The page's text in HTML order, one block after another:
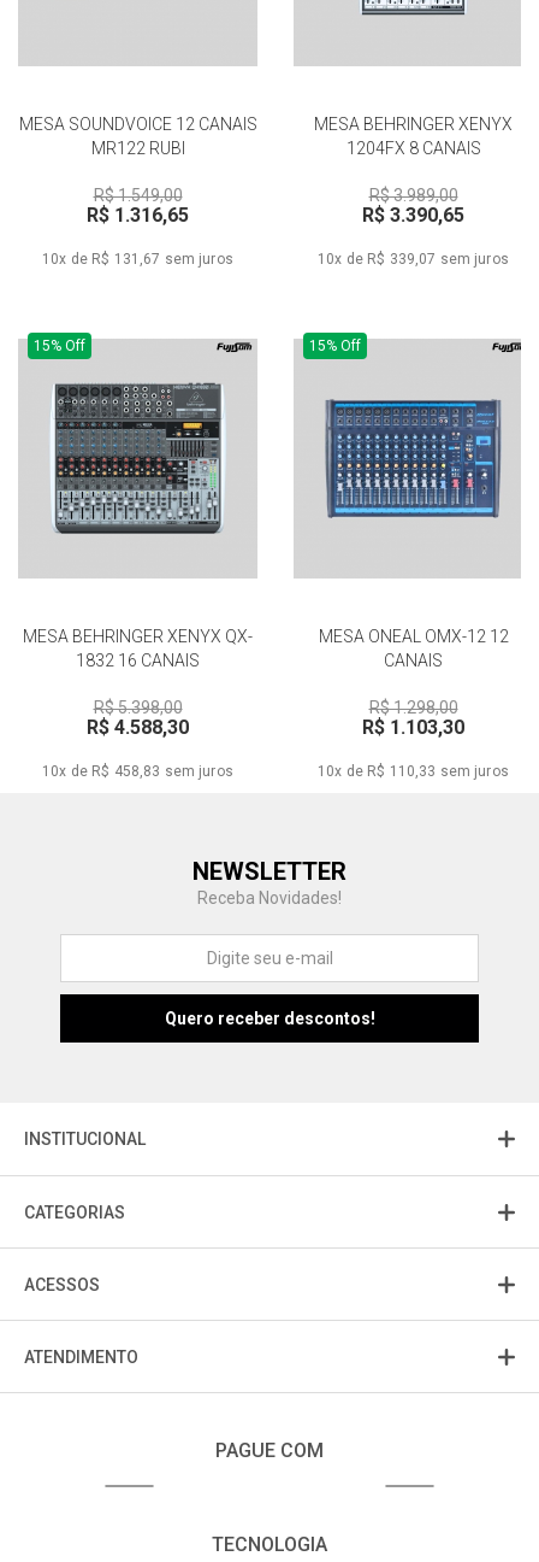
MESA SOUNDVOICE 12 CANAIS
MR122 RUBI
R$ 1.549,00
R$ 1.316,65
10x de R$ 131,67 sem juros
MESA BEHRINGER XENYX
1204FX 8 CANAIS
R$ 3.989,00
R$ 3.390,65
10x de R$ 339,07 sem juros
15% Off
MESA BEHRINGER XENYX QX-
1832 16 CANAIS
R$ 5.398,00
R$ 4.588,30
10x de R$ 458,83 sem juros
15% Off
MESA ONEAL OMX-12 12
CANAIS
R$ 1.298,00
R$ 1.103,30
10x de R$ 110,33 sem juros
NEWSLETTER
Receba Novidades!
INSTITUCIONAL
CATEGORIAS
ACESSOS
ATENDIMENTO
PAGUE COM
TECNOLOGIA
Fu Fujisom